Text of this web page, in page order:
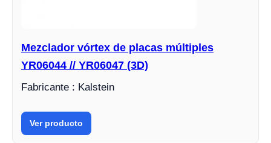
Mezclador vórtex de placas múltiples
YR06044 // YR06047 (3D)
Fabricante : Kalstein
Ver producto